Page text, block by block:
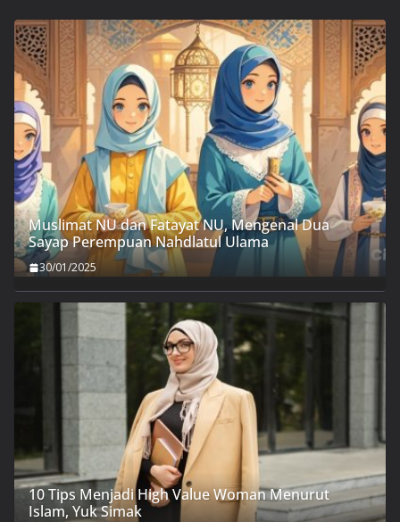
Muslimat NU dan Fatayat NU, Mengenal Dua
Sayap Perempuan Nahdlatul Ulama
30/01/2025
10 Tips Menjadi High Value Woman Menurut
Islam, Yuk Simak